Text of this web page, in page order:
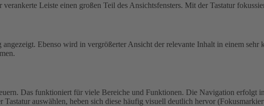
Leiste einen großen Teil des Ansichtsfensters. Mit der Tastatur
Ebenso wird in vergrößerter Ansicht der relevante Inhalt in einem sehr
Das funktioniert für viele Bereiche und Funktionen. Die Navigation erfolgt
auswählen, heben sich diese häufig visuell deutlich hervor